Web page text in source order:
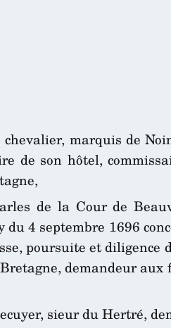
marquis de
de son hôtel,
de la Cour de
du 4 septembre 1696
poursuite et
demandeur aux
sieur du Hertré,